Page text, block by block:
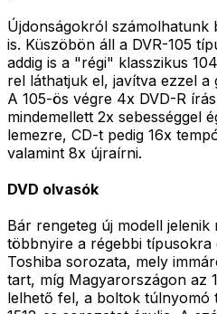
Újdonságokról számolhatunk
is. Küszöbön áll a DVR-105
addig is a "régi" klasszikus
rel láthatjuk el, javítva ezzel a
A 105-ös végre 4x DVD-R
mindemellett 2x sebességgel
lemezre, CD-t pedig 16x
valamint 8x újraírni.
DVD olvasók
Bár rengeteg új modell jelenik
többnyire a régebbi típusokra
Toshiba sorozata, mely
tart, míg Magyarországon az
lelhető fel, a boltok túlnyomó